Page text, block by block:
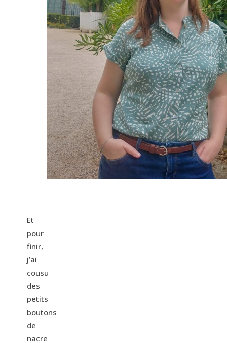
Et
pour
finir,
j’ai
cousu
des
petits
boutons
de
nacre